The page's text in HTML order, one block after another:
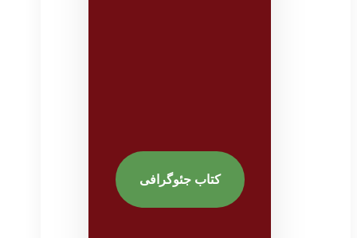
کتاب جئوگرافی